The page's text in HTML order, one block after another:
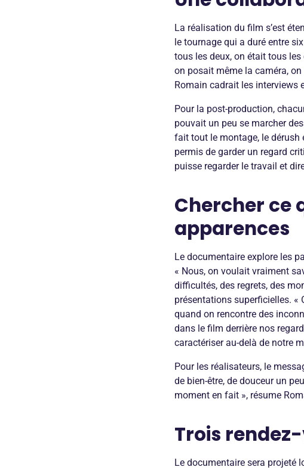
La réalisation du film s’est
le tournage qui a duré entre
tous les deux, on était tous les
on posait même la caméra,
Romain cadrait les interviews
Pour la post-production,
pouvait un peu se marcher
fait tout le montage, le dérush
permis de garder un regard
puisse regarder le travail et
Chercher ce
apparences
Le documentaire explore les
« Nous, on voulait vraiment
difficultés, des regrets, des
présentations superficielles. «
quand on rencontre des
dans le film derrière nos
caractériser au-delà de notre
Pour les réalisateurs, le
de bien-être, de douceur un
moment en fait », résume
Trois
Le documentaire sera projeté